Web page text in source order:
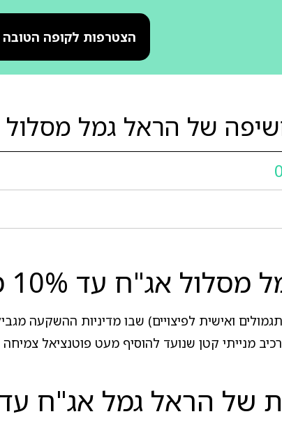
הצטרפות לקופה הטובה
של הראל גמל מסלול אג"ח עד
אג"ח עד 10% מניות
מנייתי קטן שנועד להוסיף מעט פוטנציאל צמיחה
גמל אג"ח עד 10% מניות